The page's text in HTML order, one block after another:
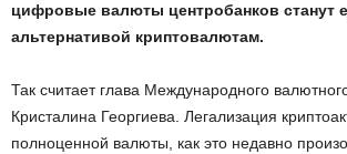
цифровые валюты центробанков станут
альтернативой криптовалютам.
Так считает глава Международного
Кристалина Георгиева. Легализация
полноценной валюты, как это недавно